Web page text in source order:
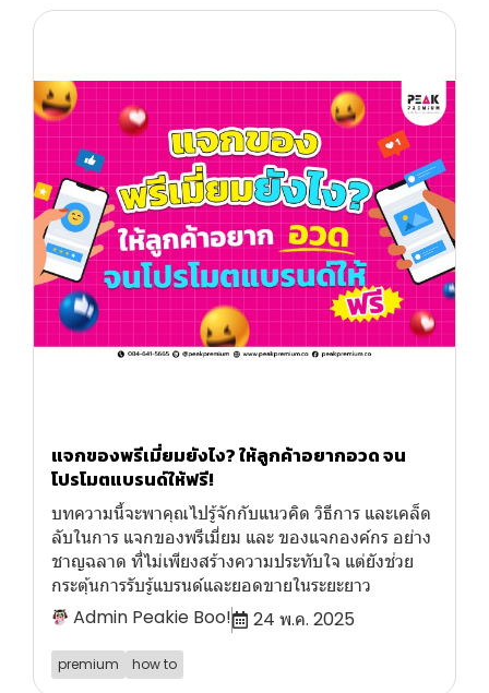
แจกของพรีเมี่ยมยังไง? ให้ลูกค้าอยากอวด จน
โปรโมตแบรนด์ให้ฟรี!
บทความนี้จะพาคุณไปรู้จักกับแนวคิด วิธีการ และเคล็ด
ลับในการ แจกของพรีเมี่ยม และ ของแจกองค์กร อย่าง
ชาญฉลาด ที่ไม่เพียงสร้างความประทับใจ แต่ยังช่วย
กระตุ้นการรับรู้แบรนด์และยอดขายในระยะยาว
Admin Peakie Boo!
24 พ.ค. 2025
premium how to